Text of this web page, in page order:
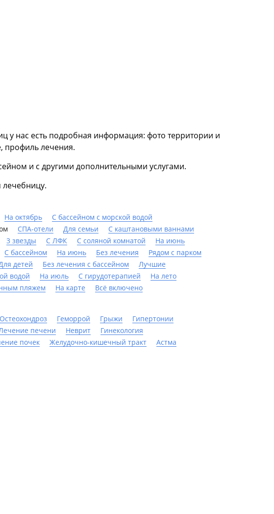
у нас есть подробная информация: фото территории и
профиль лечения.
и с другими дополнительными услугами.
На октябрь
С бассейном с морской водой
СПА-отели Для семьи
С каштановыми ваннами
3 звезды С ЛФК С соляной комнатой
На июнь
C бассейном На июнь Без лечения
Рядом с парком
детей Без лечения с бассейном
Лучшие
водой На июль С гирудотерапией
На лето
пляжем На карте
Всё включено
Остеохондроз Геморрой Грыжи
Гипертонии
печени Неврит
Гинекология
почек Желудочно-кишечный тракт
Астма